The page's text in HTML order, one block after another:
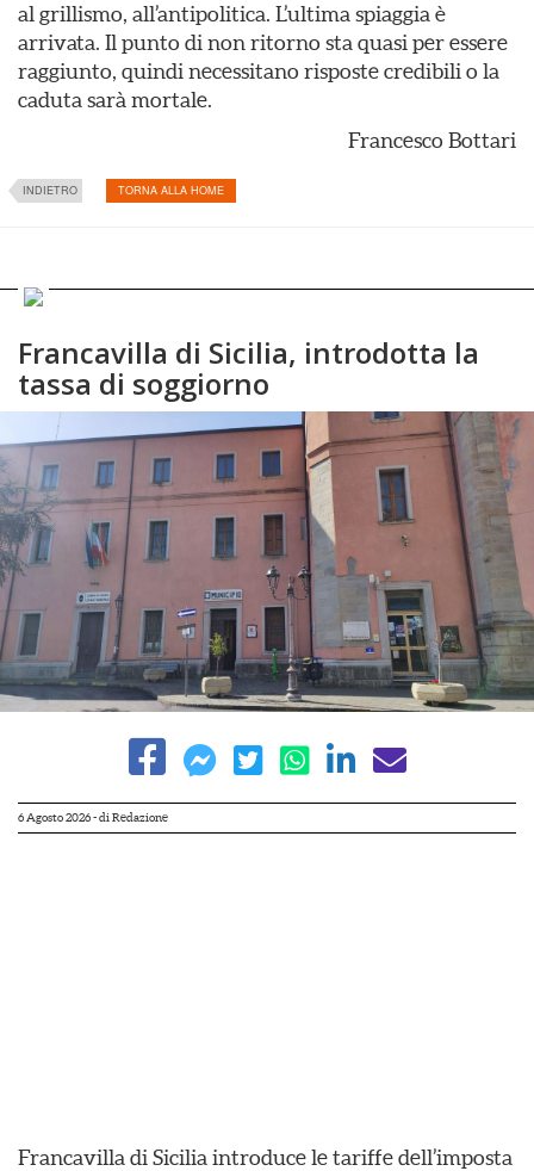
al grillismo, all’antipolitica. L’ultima spiaggia è
arrivata. Il punto di non ritorno sta quasi per essere
raggiunto, quindi necessitano risposte credibili o la
caduta sarà mortale.
Francesco Bottari
INDIETRO TORNA ALLA HOME
Francavilla di Sicilia, introdotta la
tassa di soggiorno
6 Agosto 2026- di Redazione
Francavilla di Sicilia introduce le tariffe dell’imposta